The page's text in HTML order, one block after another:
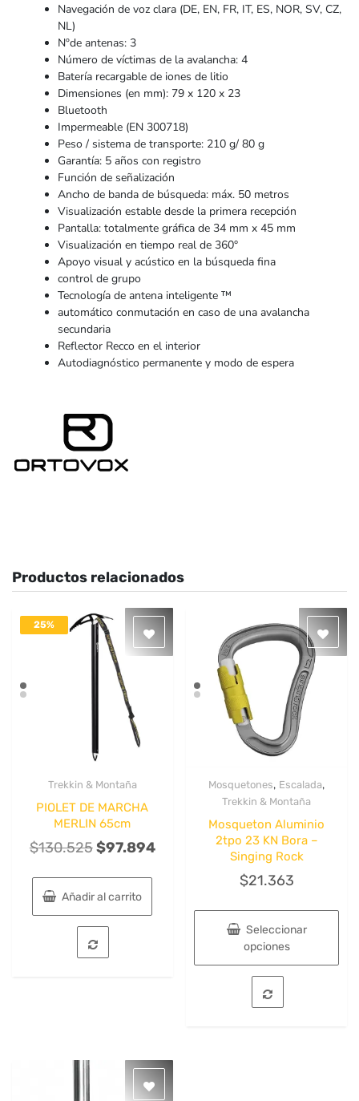
Navegación de voz clara (DE, EN, FR, IT, ES, NOR, SV, CZ,
NL)
Nºde antenas: 3
Número de víctimas de la avalancha: 4
Batería recargable de iones de litio
Dimensiones (en mm): 79 x 120 x 23
Bluetooth
Impermeable (EN 300718)
Peso / sistema de transporte: 210 g/ 80 g
Garantía: 5 años con registro
Función de señalización
Ancho de banda de búsqueda: máx. 50 metros
Visualización estable desde la primera recepción
Pantalla: totalmente gráfica de 34 mm x 45 mm
Visualización en tiempo real de 360°
Apoyo visual y acústico en la búsqueda fina
control de grupo
Tecnología de antena inteligente ™
automático conmutación en caso de una avalancha
secundaria
Reflector Recco en el interior
Autodiagnóstico permanente y modo de espera
Productos relacionados
25%
Trekkin & Montaña
PIOLET DE MARCHA
MERLIN 65cm
$130.525El
original
era:
$130.525.
$97.894El
Añadir al carrito
Quick View
Mosquetones, Escalada,
Trekkin & Montaña
Mosqueton Aluminio
2tpo 23 KN Bora –
Singing Rock
$21.363
Seleccionar
opciones
Este
producto
tiene